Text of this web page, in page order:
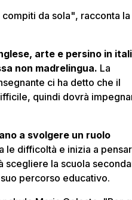
da sola", racconta la
arte e persino in
non madrelingua. La
ci ha detto che il
quindi dovrà
a svolgere un ruolo
le difficoltà e inizia a
scegliere la scuola
percorso educativo.